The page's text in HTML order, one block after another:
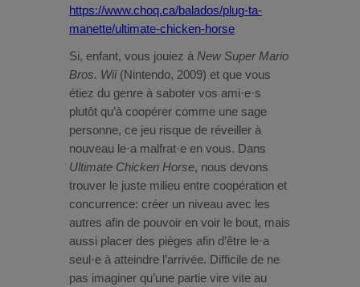
https://www.choq.ca/balados/plug-ta-
manette/ultimate-chicken-horse
Si, enfant, vous jouiez à New Super Mario
Bros. Wii(Nintendo, 2009) et que vous
étiez du genre à saboter vos ami·e·s
plutôt qu’à coopérer comme une sage
personne, ce jeu risque de réveiller à
nouveau le·a malfrat·e en vous. Dans
Ultimate Chicken Horse, nous devons
trouver le juste milieu entre coopération et
concurrence: créer un niveau avec les
autres afin de pouvoir en voir le bout, mais
aussi placer des pièges afin d’être le·a
seul·e à atteindre l’arrivée. Difficile de ne
pas imaginer qu’une partie vire vite au